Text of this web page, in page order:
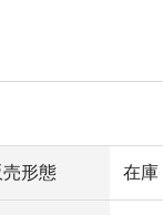
売形態 在庫